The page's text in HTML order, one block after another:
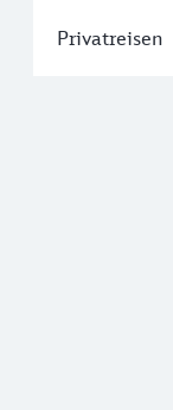
Privatreisen